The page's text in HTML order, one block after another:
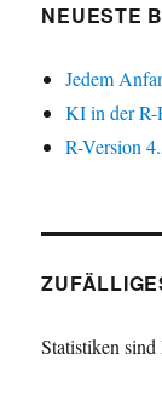
NEUESTE
Jedem
KI in der R-
R-Version
Statistiken